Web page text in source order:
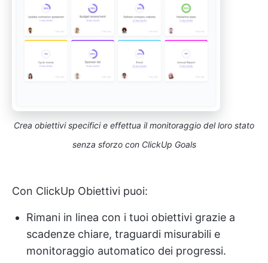
Crea obiettivi specifici e effettua il monitoraggio del loro stato
senza sforzo con ClickUp Goals
Con ClickUp Obiettivi puoi:
Rimani in linea con i tuoi obiettivi grazie a
scadenze chiare, traguardi misurabili e
monitoraggio automatico dei progressi.